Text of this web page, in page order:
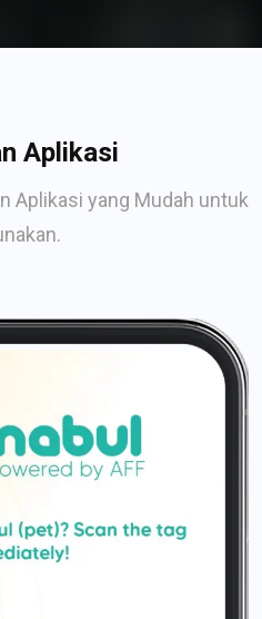
Aplikasi
Aplikasi yang Mudah untuk